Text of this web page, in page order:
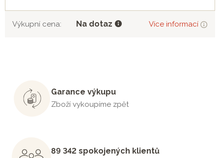
Výkupní cena: Na dotaz Více informací
Garance výkupu
Zboží vykoupíme zpět
89 342 spokojených klientů